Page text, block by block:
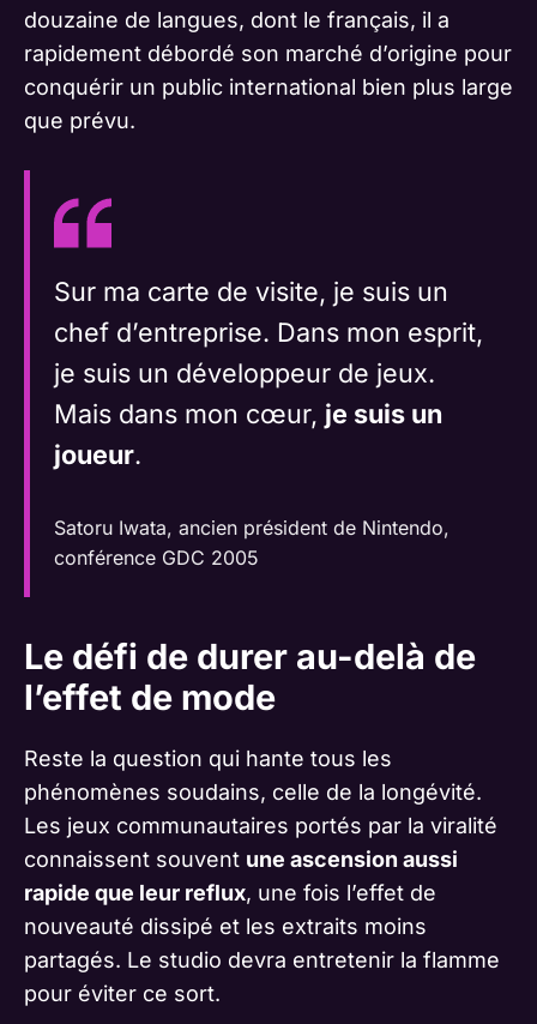
douzaine de langues, dont le français, il a
rapidement débordé son marché d’origine pour
conquérir un public international bien plus large
que prévu.
Sur ma carte de visite, je suis un
chef d’entreprise. Dans mon esprit,
je suis un développeur de jeux.
Mais dans mon cœur, je suis un
joueur.
Satoru Iwata, ancien président de Nintendo,
conférence GDC 2005
Le défi de durer au-delà de
l’effet de mode
Reste la question qui hante tous les
phénomènes soudains, celle de la longévité.
Les jeux communautaires portés par la viralité
connaissent souvent une ascension aussi
rapide que leur reflux, une fois l’effet de
nouveauté dissipé et les extraits moins
partagés. Le studio devra entretenir la flamme
pour éviter ce sort.